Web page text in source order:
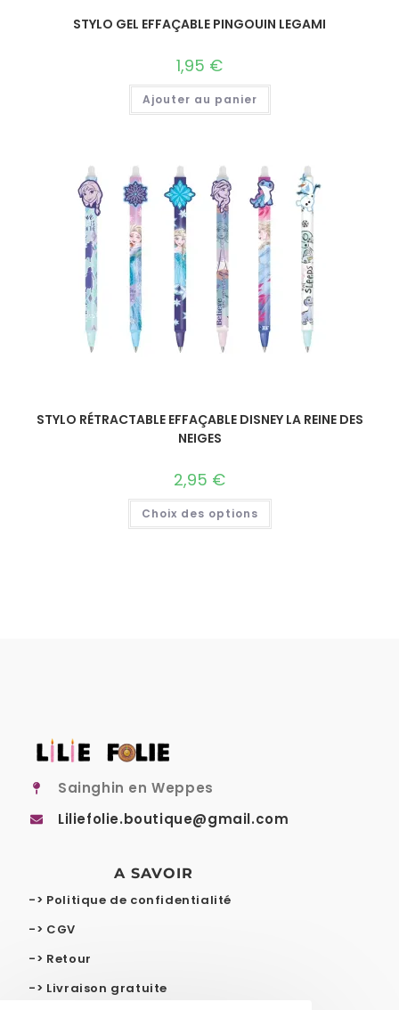
STYLO GEL EFFAÇABLE PINGOUIN LEGAMI
1,95 €
Ajouter au panier
STYLO RÉTRACTABLE EFFAÇABLE DISNEY LA REINE DES
NEIGES
2,95 €
Choix des options
Sainghin en Weppes
Liliefolie.boutique@gmail.com
A SAVOIR
-> Politique de confidentialité
-> CGV
-> Retour
-> Livraison gratuite